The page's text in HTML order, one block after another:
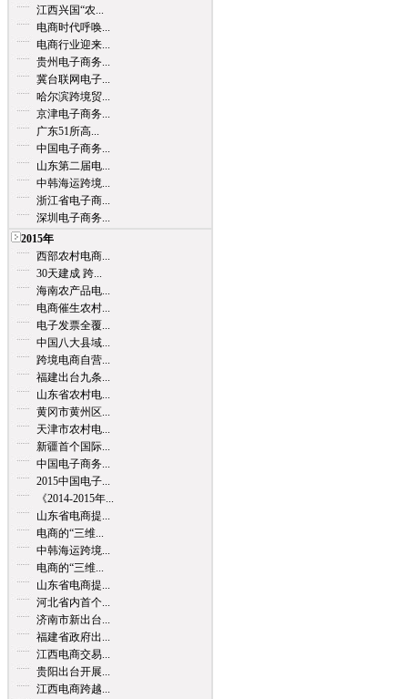
江西兴国“农...
电商时代呼唤...
电商行业迎来...
贵州电子商务...
冀台联网电子...
哈尔滨跨境贸...
京津电子商务...
广东51所高...
中国电子商务...
山东第二届电...
中韩海运跨境...
浙江省电子商...
深圳电子商务...
2015年
西部农村电商...
30天建成 跨...
海南农产品电...
电商催生农村...
电子发票全覆...
中国八大县域...
跨境电商自营...
福建出台九条...
山东省农村电...
黄冈市黄州区...
天津市农村电...
新疆首个国际...
中国电子商务...
2015中国电子...
《2014-2015年...
山东省电商提...
电商的“三维...
中韩海运跨境...
电商的“三维...
山东省电商提...
河北省内首个...
济南市新出台...
福建省政府出...
江西电商交易...
贵阳出台开展...
江西电商跨越...